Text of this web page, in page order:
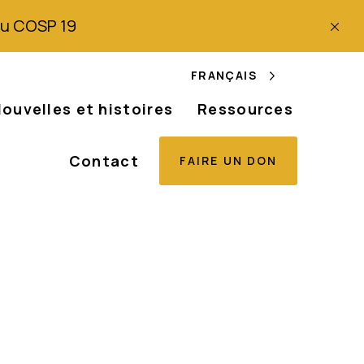
COSP 19
FRANÇAIS
et histoires Ressources
Contact FAIRE UN DON